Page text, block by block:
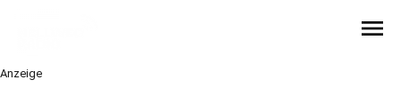
menu
Anzeige